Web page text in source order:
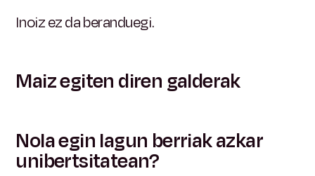
Inoiz ez da beranduegi.
Maiz egiten diren galderak
Nola egin lagun berriak azkar
unibertsitatean?